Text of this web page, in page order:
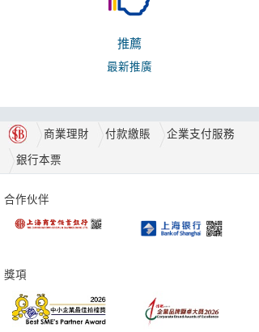
推薦
最新推廣
商業理財 付款繳賬 企業支付服務
銀行本票
合作伙伴
獎項